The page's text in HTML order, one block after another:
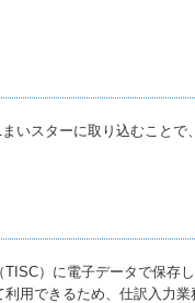
スターに取り込むことで
）に電子データで保存し
用できるため、仕訳入力業